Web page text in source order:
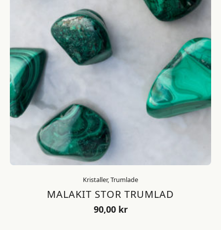
Kristaller, Trumlade
MALAKIT STOR TRUMLAD
90,00 kr